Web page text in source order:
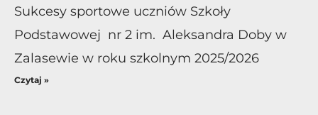
Sukcesy sportowe uczniów Szkoły
Podstawowej nr 2 im. Aleksandra Doby w
Zalasewie w roku szkolnym 2025/2026
Czytaj »